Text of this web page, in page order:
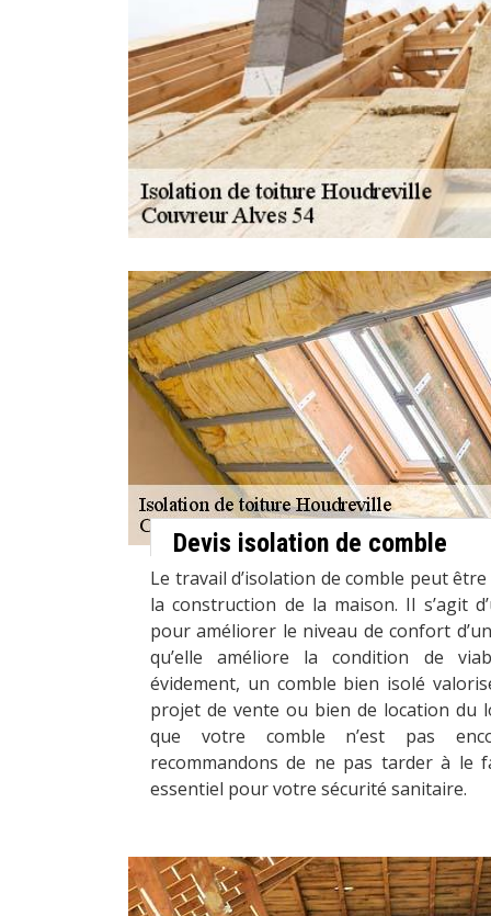
Devis isolation de comble
Le travail d’isolation de comble peut
la construction de la maison. Il s’agit
pour améliorer le niveau de confort
qu’elle améliore la condition de
évidement, un comble bien isolé
projet de vente ou bien de location du
que votre comble n’est pas
recommandons de ne pas tarder à le
essentiel pour votre sécurité sanitaire.